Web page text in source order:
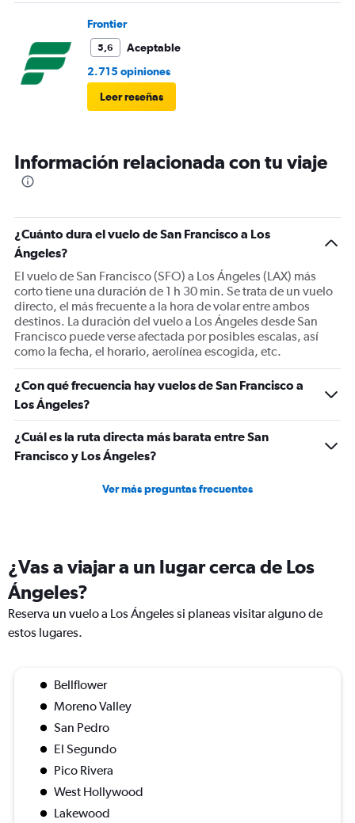
Frontier
5,6
Aceptable
2.715 opiniones
Leer reseñas
Información relacionada con tu viaje
¿Cuánto dura el vuelo de San Francisco a Los
Ángeles?
El vuelo de San Francisco (SFO) a Los Ángeles (LAX) más
corto tiene una duración de 1 h 30 min. Se trata de un vuelo
directo, el más frecuente a la hora de volar entre ambos
destinos. La duración del vuelo a Los Ángeles desde San
Francisco puede verse afectada por posibles escalas, así
como la fecha, el horario, aerolínea escogida, etc.
¿Con qué frecuencia hay vuelos de San Francisco a
Los Ángeles?
¿Cuál es la ruta directa más barata entre San
Francisco y Los Ángeles?
Ver más preguntas frecuentes
¿Vas a viajar a un lugar cerca de Los
Ángeles?
Reserva un vuelo a Los Ángeles si planeas visitar alguno de
estos lugares.
Bellflower
Moreno Valley
San Pedro
El Segundo
Pico Rivera
West Hollywood
Lakewood